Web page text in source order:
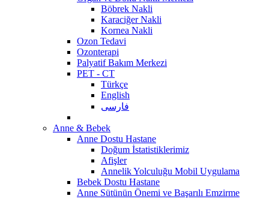
Böbrek Nakli
Karaciğer Nakli
Kornea Nakli
Ozon Tedavi
Ozonterapi
Palyatif Bakım Merkezi
PET - CT
Türkçe
English
فارسی
Anne & Bebek
Anne Dostu Hastane
Doğum İstatistiklerimiz
Afişler
Annelik Yolculuğu Mobil Uygulama
Bebek Dostu Hastane
Anne Sütünün Önemi ve Başarılı Emzirme